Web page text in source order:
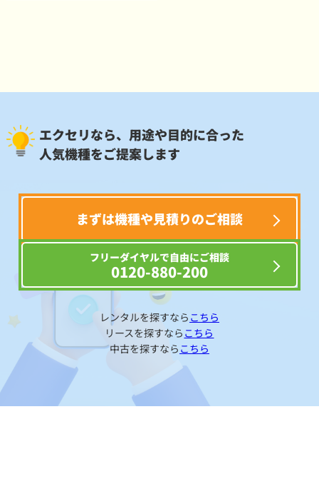
エクセリなら、用途や目的に合った
人気機種をご提案します
まずは機種や見積りのご相談
フリーダイヤルで自由にご相談
0120-880-200
レンタルを探すなら こちら
リースを探すなら こちら
中古を探すなら こちら